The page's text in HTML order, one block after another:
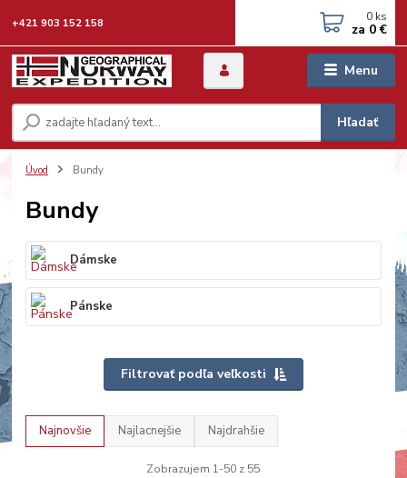
Menu
Hľadať
+421 903 152 158 0 ks
za 0 €
Úvod Bundy
Bundy
Dámske
Pánske
Filtrovať podľa veľkosti
Najnovšie Najlacnejšie Najdrahšie
Zobrazujem 1-50 z 55